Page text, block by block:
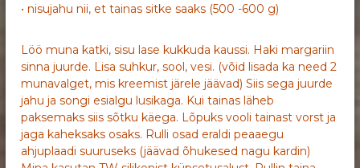
• nisujahu nii, et tainas sitke saaks (500 -600 g)
Löö muna katki, sisu lase kukkuda kaussi. Haki margariin
sinna juurde. Lisa suhkur, sool, vesi. (võid lisada ka need 2
munavalget, mis kreemist järele jäävad) Siis sega juurde
jahu ja songi esialgu lusikaga. Kui tainas läheb
paksemaks siis sõtku käega. Lõpuks vooli tainast vorst ja
jaga kaheksaks osaks. Rulli osad eraldi peaaegu
ahjuplaadi suuruseks (jäävad õhukesed nagu kardin)